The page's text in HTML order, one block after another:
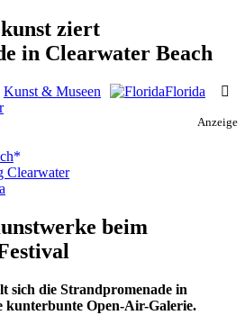
ziert
in Clearwater Beach
Kunst & Museen
Florida
Anzeige
Clearwater
beim
sich die Strandpromenade in
kunterbunte Open-Air-Galerie.